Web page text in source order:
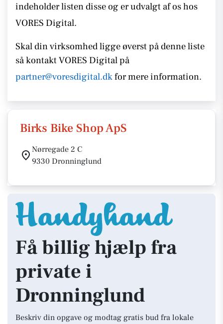
indeholder listen disseog er udvalgt af os hos
VORES Digital.
Skal din virksomhed ligge øverst på denne liste
så kontaktVORES Digital på
partner@voresdigital.dkfor mere information.
Birks Bike Shop ApS
Nørregade 2 C
9330 Dronninglund
Få billig hjælp fra
private i
Dronninglund
Beskriv din opgave og modtag gratis bud fra lokale